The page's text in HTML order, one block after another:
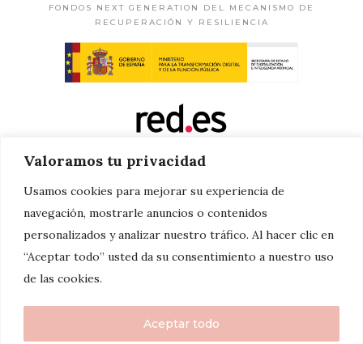
Valoramos tu privacidad
Usamos cookies para mejorar su experiencia de
navegación, mostrarle anuncios o contenidos
personalizados y analizar nuestro tráfico. Al hacer clic en
“Aceptar todo” usted da su consentimiento a nuestro uso
de las cookies.
Aceptar todo
FONDOS NEXT GENERATION DEL MECANISMO DE
RECUPERACIÓN Y RESILIENCIA